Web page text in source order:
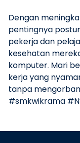
Dengan
pentingnya
pekerja dan
kesehatan
komputer. Mari
kerja yang
tanpa
#smkwikrama